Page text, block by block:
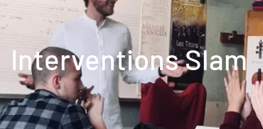
Interventions Slam